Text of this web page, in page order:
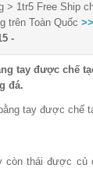
> 1tr5 Free Ship
trên Toàn Quốc
-
tay được chế
đá.
tay được chế
còn thái được củ